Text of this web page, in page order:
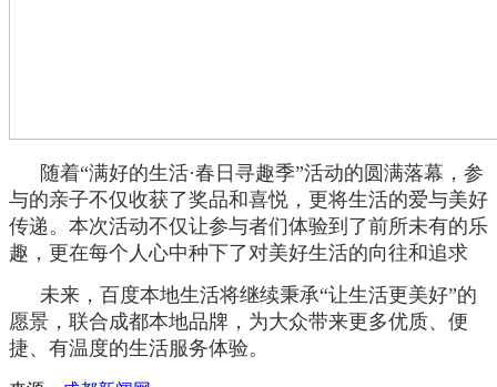
随着“满好的生活·春日寻趣季”活动的圆满落幕，参
与的亲子不仅收获了奖品和喜悦，更将生活的爱与美好
传递。本次活动不仅让参与者们体验到了前所未有的乐
趣，更在每个人心中种下了对美好生活的向往和追求
未来，百度本地生活将继续秉承“让生活更美好”的
愿景，联合成都本地品牌，为大众带来更多优质、便
捷、有温度的生活服务体验。